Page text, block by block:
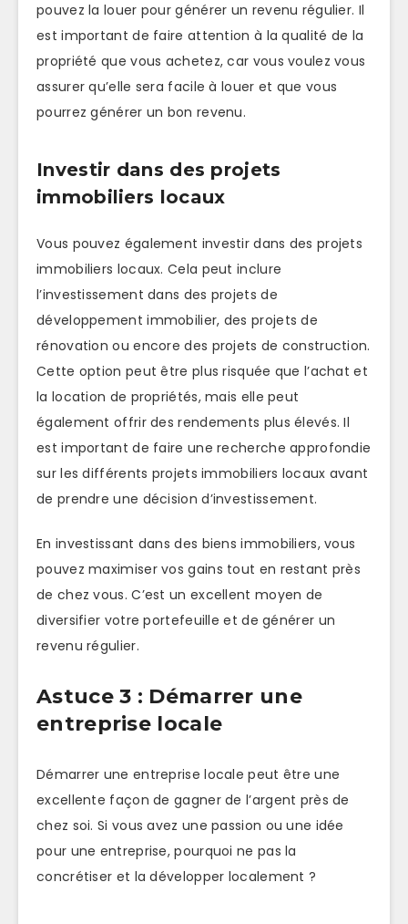
pouvez la louer pour générer un revenu régulier. Il
est important de faire attention à la qualité de la
propriété que vous achetez, car vous voulez vous
assurer qu’elle sera facile à louer et que vous
pourrez générer un bon revenu.
Investir dans des projets
immobiliers locaux
Vous pouvez également investir dans des projets
immobiliers locaux. Cela peut inclure
l’investissement dans des projets de
développement immobilier, des projets de
rénovation ou encore des projets de construction.
Cette option peut être plus risquée que l’achat et
la location de propriétés, mais elle peut
également offrir des rendements plus élevés. Il
est important de faire une recherche approfondie
sur les différents projets immobiliers locaux avant
de prendre une décision d’investissement.
En investissant dans des biens immobiliers, vous
pouvez maximiser vos gains tout en restant près
de chez vous. C’est un excellent moyen de
diversifier votre portefeuille et de générer un
revenu régulier.
Astuce 3 : Démarrer une
entreprise locale
Démarrer une entreprise locale peut être une
excellente façon de gagner de l’argent près de
chez soi. Si vous avez une passion ou une idée
pour une entreprise, pourquoi ne pas la
concrétiser et la développer localement ?